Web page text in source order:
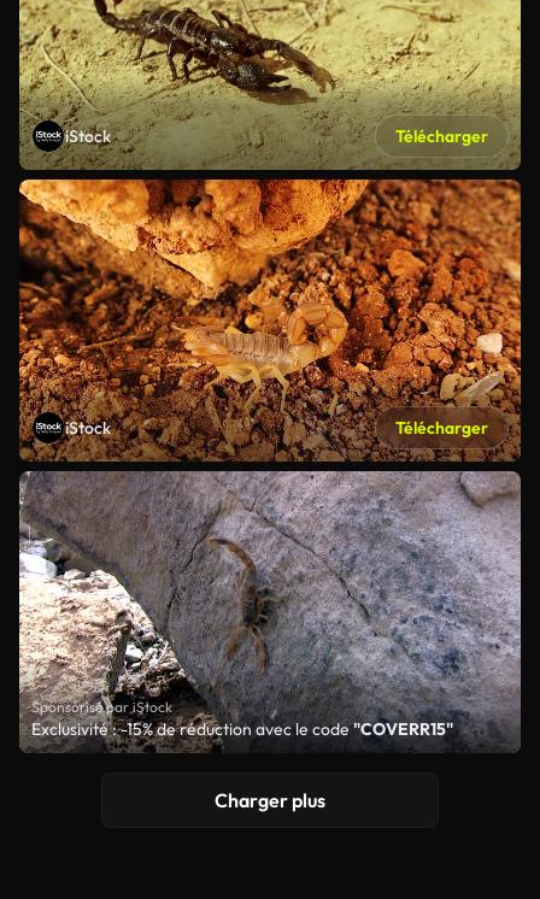
iStock Télécharger
iStock Télécharger
Sponsorisé par iStock
Exclusivité : -15% de réduction avec le code"COVERR15"
Charger plus